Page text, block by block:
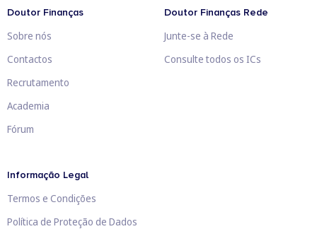
Doutor Finanças
Sobre nós
Contactos
Recrutamento
Academia
Fórum
Doutor Finanças Rede
Junte-se à Rede
Consulte todos os ICs
Informação Legal
Termos e Condições
Política de Proteção de Dados